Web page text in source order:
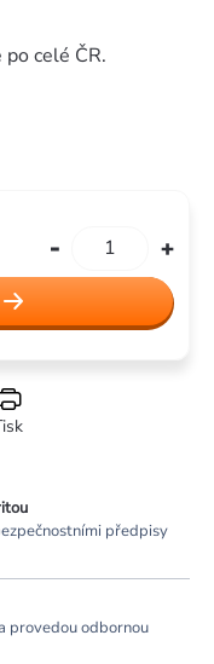
celé ČR.
předpisy
provedou odbornou